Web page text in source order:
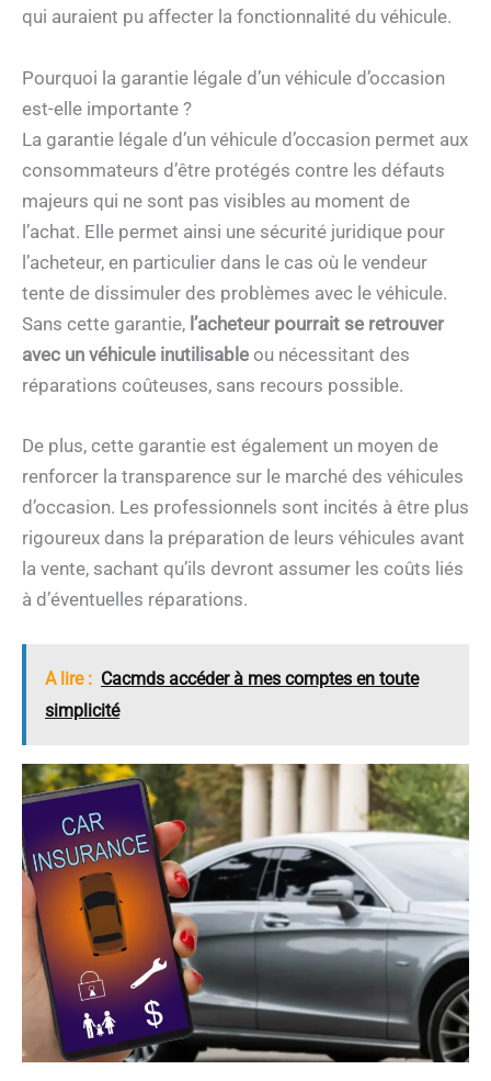
qui auraient pu affecter la fonctionnalité du véhicule.
Pourquoi la garantie légale d’un véhicule d’occasion
est-elle importante ?
La garantie légale d’un véhicule d’occasion permet aux
consommateurs d’être protégés contre les défauts
majeurs qui ne sont pas visibles au moment de
l’achat. Elle permet ainsi une sécurité juridique pour
l’acheteur, en particulier dans le cas où le vendeur
tente de dissimuler des problèmes avec le véhicule.
Sans cette garantie, l’acheteur pourrait se retrouver
avec un véhicule inutilisable ou nécessitant des
réparations coûteuses, sans recours possible.
De plus, cette garantie est également un moyen de
renforcer la transparence sur le marché des véhicules
d’occasion. Les professionnels sont incités à être plus
rigoureux dans la préparation de leurs véhicules avant
la vente, sachant qu’ils devront assumer les coûts liés
à d’éventuelles réparations.
A lire : Cacmds accéder à mes comptes en toute
simplicité